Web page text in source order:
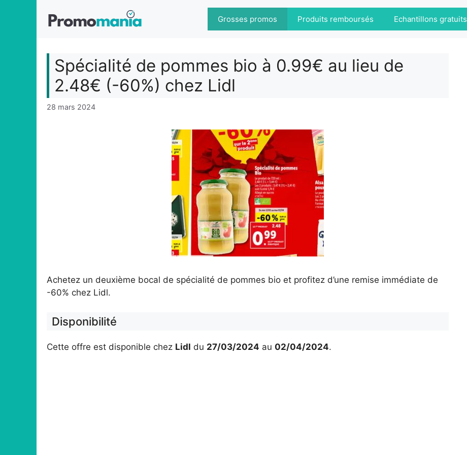
Grosses promos Produits remboursés Echantillons gratuits
Spécialité de pommes bio à 0.99€ au lieu de
2.48€ (-60%) chez Lidl
28 mars 2024
Achetez un deuxième bocal de spécialité de pommes bio et profitez d’une remise immédiate de
-60% chez Lidl.
Disponibilité
Cette offre est disponible chez Lidl du 27/03/2024 au 02/04/2024.